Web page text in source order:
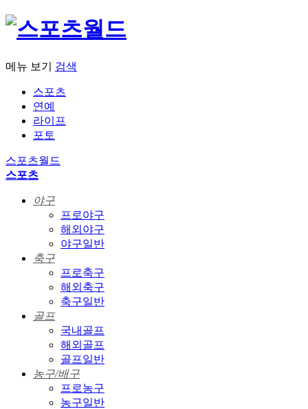
메뉴 보기 검색
스포츠
연예
라이프
포토
스포츠월드
스포츠
야구
프로야구
해외야구
야구일반
축구
프로축구
해외축구
축구일반
골프
국내골프
해외골프
골프일반
농구/배구
프로농구
농구일반